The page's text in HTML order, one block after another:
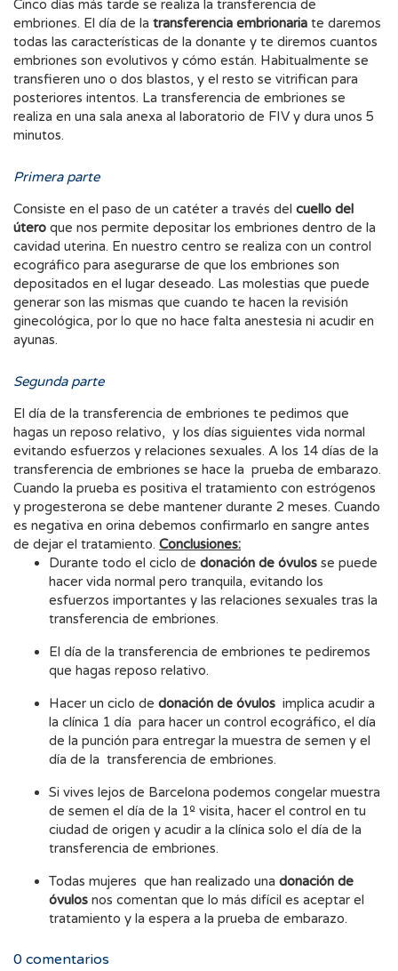
Cinco días más tarde se realiza la transferencia de
embriones. El día de la transferencia embrionaria te daremos
todas las características de la donante y te diremos cuantos
embriones son evolutivos y cómo están. Habitualmente se
transfieren uno o dos blastos, y el resto se vitrifican para
posteriores intentos. La transferencia de embriones se
realiza en una sala anexa al laboratorio de FIV y dura unos 5
minutos.
Primera parte
Consiste en el paso de un catéter a través del cuello del
útero que nos permite depositar los embriones dentro de la
cavidad uterina. En nuestro centro se realiza con un control
ecográfico para asegurarse de que los embriones son
depositados en el lugar deseado. Las molestias que puede
generar son las mismas que cuando te hacen la revisión
ginecológica, por lo que no hace falta anestesia ni acudir en
ayunas.
Segunda parte
El día de la transferencia de embriones te pedimos que
hagas un reposo relativo, y los días siguientes vida normal
evitando esfuerzos y relaciones sexuales. A los 14 días de la
transferencia de embriones se hace la prueba de embarazo.
Cuando la prueba es positiva el tratamiento con estrógenos
y progesterona se debe mantener durante 2 meses. Cuando
es negativa en orina debemos confirmarlo en sangre antes
de dejar el tratamiento. Conclusiones:
Durante todo el ciclo de donación de óvulos se puede
hacer vida normal pero tranquila, evitando los
esfuerzos importantes y las relaciones sexuales tras la
transferencia de embriones.
El día de la transferencia de embriones te pediremos
que hagas reposo relativo.
Hacer un ciclo de donación de óvulos implica acudir a
la clínica 1 día para hacer un control ecográfico, el día
de la punción para entregar la muestra de semen y el
día de la transferencia de embriones.
Si vives lejos de Barcelona podemos congelar muestra
de semen el día de la 1º visita, hacer el control en tu
ciudad de origen y acudir a la clínica solo el día de la
transferencia de embriones.
Todas mujeres que han realizado una donación de
óvulos nos comentan que lo más difícil es aceptar el
tratamiento y la espera a la prueba de embarazo.
0 comentarios